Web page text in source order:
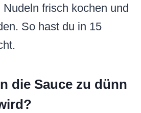
frisch kochen und
So hast du in 15
die Sauce zu dünn